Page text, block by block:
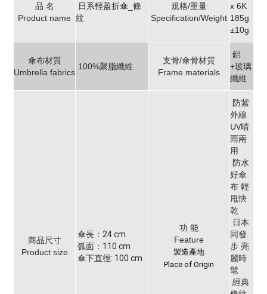
品 名
Product name
日系輕盈折傘_條
紋
規格/重量
Specification/Weight
x 6K
185g
±10g
傘布材質
Umbrella fabrics
100%聚脂纖維
支骨/傘骨材質
Frame materials
鋁
+玻璃
纖維
商品尺寸
Product size
傘長：24 cm
弧面：110 cm
傘下直徑: 100 cm
功 能
Feature
製造產地
Place of Origin
防紫
外線
UV晴
雨兩
用
防水
好傘
布 輕
甩快
乾
日本
同發
步 亮
麗時
髦
經典